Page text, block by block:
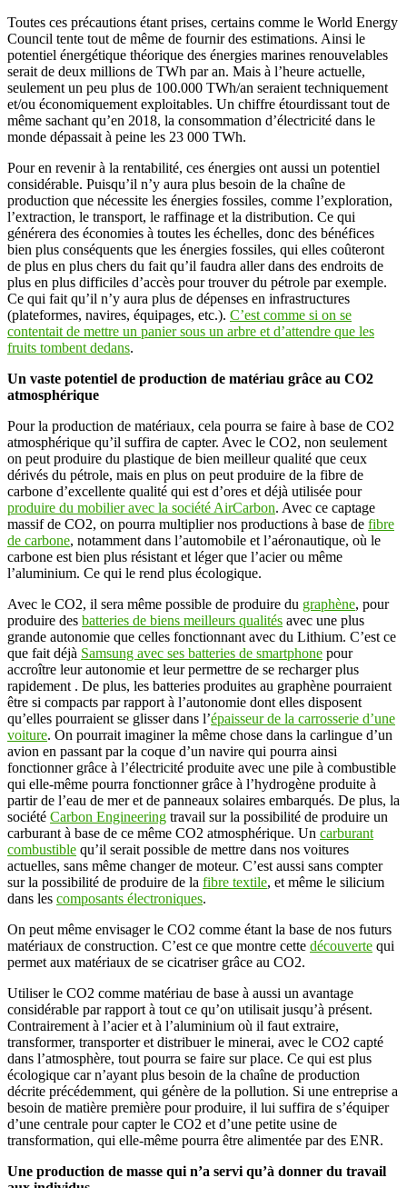
Toutes ces précautions étant prises, certains comme le World Energy
Council tente tout de même de fournir des estimations. Ainsi le
potentiel énergétique théorique des énergies marines renouvelables
serait de deux millions de TWh par an. Mais à l’heure actuelle,
seulement un peu plus de 100.000 TWh/an seraient techniquement
et/ou économiquement exploitables. Un chiffre étourdissant tout de
même sachant qu’en 2018, la consommation d’électricité dans le
monde dépassait à peine les 23 000 TWh.
Pour en revenir à la rentabilité, ces énergies ont aussi un potentiel
considérable. Puisqu’il n’y aura plus besoin de la chaîne de
production que nécessite les énergies fossiles, comme l’exploration,
l’extraction, le transport, le raffinage et la distribution. Ce qui
générera des économies à toutes les échelles, donc des bénéfices
bien plus conséquents que les énergies fossiles, qui elles coûteront
de plus en plus chers du fait qu’il faudra aller dans des endroits de
plus en plus difficiles d’accès pour trouver du pétrole par exemple.
Ce qui fait qu’il n’y aura plus de dépenses en infrastructures
(plateformes, navires, équipages, etc.). C’est comme si on se
contentait de mettre un panier sous un arbre et d’attendre que les
fruits tombent dedans.
Un vaste potentiel de production de matériau grâce au CO2
atmosphérique
Pour la production de matériaux, cela pourra se faire à base de CO2
atmosphérique qu’il suffira de capter. Avec le CO2, non seulement
on peut produire du plastique de bien meilleur qualité que ceux
dérivés du pétrole, mais en plus on peut produire de la fibre de
carbone d’excellente qualité qui est d’ores et déjà utilisée pour
produire du mobilier avec la société AirCarbon. Avec ce captage
massif de CO2, on pourra multiplier nos productions à base de fibre
de carbone, notamment dans l’automobile et l’aéronautique, où le
carbone est bien plus résistant et léger que l’acier ou même
l’aluminium. Ce qui le rend plus écologique.
Avec le CO2, il sera même possible de produire du graphène, pour
produire des batteries de biens meilleurs qualités avec une plus
grande autonomie que celles fonctionnant avec du Lithium. C’est ce
que fait déjà Samsung avec ses batteries de smartphone pour
accroître leur autonomie et leur permettre de se recharger plus
rapidement . De plus, les batteries produites au graphène pourraient
être si compacts par rapport à l’autonomie dont elles disposent
qu’elles pourraient se glisser dans l’épaisseur de la carrosserie d’une
voiture. On pourrait imaginer la même chose dans la carlingue d’un
avion en passant par la coque d’un navire qui pourra ainsi
fonctionner grâce à l’électricité produite avec une pile à combustible
qui elle-même pourra fonctionner grâce à l’hydrogène produite à
partir de l’eau de mer et de panneaux solaires embarqués. De plus, la
société Carbon Engineering travail sur la possibilité de produire un
carburant à base de ce même CO2 atmosphérique. Un carburant
combustible qu’il serait possible de mettre dans nos voitures
actuelles, sans même changer de moteur. C’est aussi sans compter
sur la possibilité de produire de la fibre textile, et même le silicium
dans les composants électroniques.
On peut même envisager le CO2 comme étant la base de nos futurs
matériaux de construction. C’est ce que montre cette découverte qui
permet aux matériaux de se cicatriser grâce au CO2.
Utiliser le CO2 comme matériau de base à aussi un avantage
considérable par rapport à tout ce qu’on utilisait jusqu’à présent.
Contrairement à l’acier et à l’aluminium où il faut extraire,
transformer, transporter et distribuer le minerai, avec le CO2 capté
dans l’atmosphère, tout pourra se faire sur place. Ce qui est plus
écologique car n’ayant plus besoin de la chaîne de production
décrite précédemment, qui génère de la pollution. Si une entreprise a
besoin de matière première pour produire, il lui suffira de s’équiper
d’une centrale pour capter le CO2 et d’une petite usine de
transformation, qui elle-même pourra être alimentée par des ENR.
Une production de masse qui n’a servi qu’à donner du travail